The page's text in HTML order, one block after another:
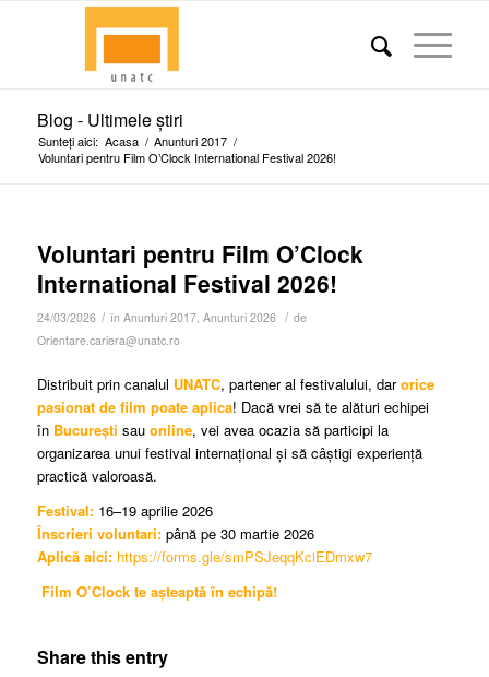
Blog - Ultimele știri
Sunteți aici: Acasa / Anunturi 2017 /
Voluntari pentru Film O’Clock International Festival 2026!
Voluntari pentru Film O’Clock
International Festival 2026!
24/03/2026 / în Anunturi 2017, Anunturi 2026 / de
Orientare.cariera@unatc.ro
Distribuit prin canalul UNATC, partener al festivalului, darorice
pasionat de film poate aplica! Dacă vrei să te alături echipei
în București sau online, vei avea ocazia să participi la
organizarea unui festival internațional și să câștigi experiență
practică valoroasă.
Festival:16–19 aprilie 2026
Înscrieri voluntari:până pe 30 martie 2026
Aplică aici: https://forms.gle/smPSJeqqKciEDmxw7
Film O’Clock te așteaptă în echipă!
Share this entry